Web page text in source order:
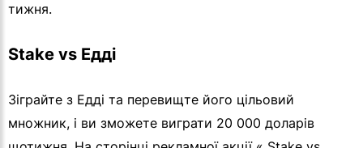
тижня.
Stake vs Едді
Зіграйте з Едді та перевищте його цільовий
множник, і ви зможете виграти 20 000 доларів